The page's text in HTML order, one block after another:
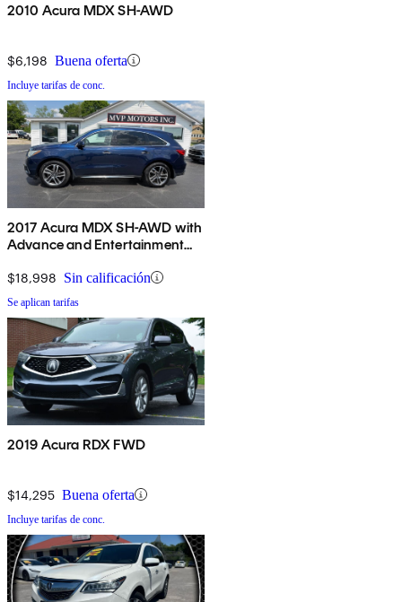
2010 Acura MDX SH-AWD
$6,198 Buena oferta
Incluye tarifas de conc.
2017 Acura MDX SH-AWD with
Advance and Entertainment
$18,998 Sin calificación
Se aplican tarifas
2019 Acura RDX FWD
$14,295 Buena oferta
Incluye tarifas de conc.